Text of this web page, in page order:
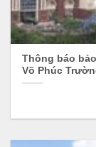
Thông báo
Võ Phúc